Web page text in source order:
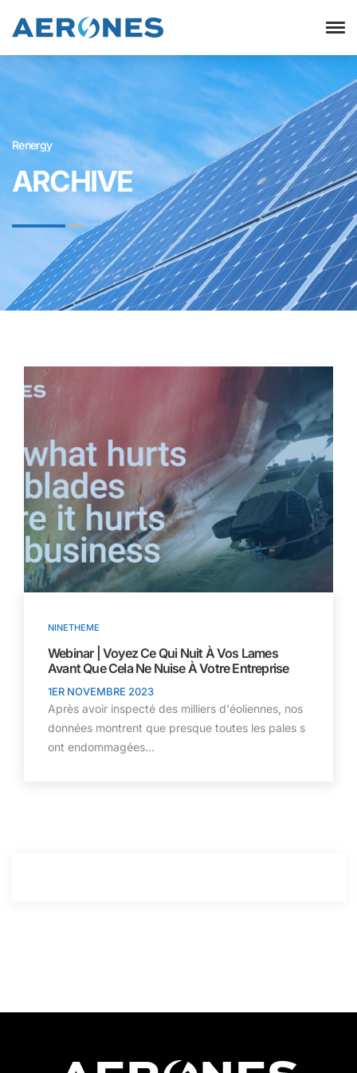
Renergy
ARCHIVE
NINETHEME
Webinar | Voyez Ce Qui Nuit À Vos Lames
Avant Que Cela Ne Nuise À Votre Entreprise
1ER NOVEMBRE 2023
Après avoir inspecté des milliers d'éoliennes, nos
données montrent que presque toutes les pales s
ont endommagées...